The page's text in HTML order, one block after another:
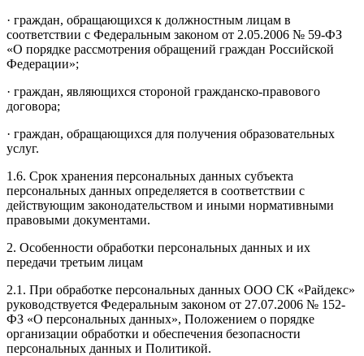
· граждан, обращающихся к должностным лицам в
соответствии с Федеральным законом от 2.05.2006 № 59-ФЗ
«О порядке рассмотрения обращений граждан Российской
Федерации»;
· граждан, являющихся стороной гражданско-правового
договора;
· граждан, обращающихся для получения образовательных
услуг.
1.6. Срок хранения персональных данных субъекта
персональных данных определяется в соответствии с
действующим законодательством и иными нормативными
правовыми документами.
2. Особенности обработки персональных данных и их
передачи третьим лицам
2.1. При обработке персональных данных ООО СК «Райдекс»
руководствуется Федеральным законом от 27.07.2006 № 152-
ФЗ «О персональных данных», Положением о порядке
организации обработки и обеспечения безопасности
персональных данных и Политикой.